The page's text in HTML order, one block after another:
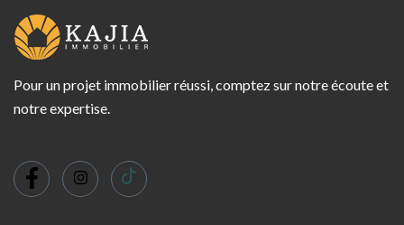
Pour un projet immobilier réussi, comptez sur notre écoute et
notre expertise.